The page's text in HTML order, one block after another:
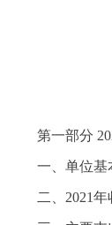
第一部分
一、单位基
二、2021